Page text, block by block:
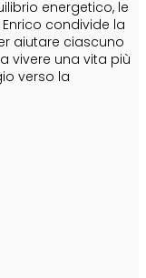
energetico, le
condivide la
aiutare ciascuno
vivere una vita più
verso la